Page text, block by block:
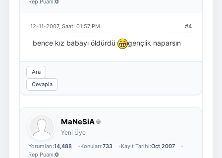
Rep Puanı:0
#4
12-11-2007, Saat: 01:57 PM
bence kız babayı öldürdü gençlik naparsın
Ara
Cevapla
MaNeSiA
Yeni Üye
Yorumları:14,488 Konuları:733 Kayıt Tarihi:Oct 2007
Rep Puanı:0